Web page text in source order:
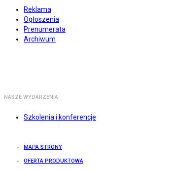
Reklama
Ogłoszenia
Prenumerata
Archiwum
NASZE WYDARZENIA
Szkolenia i konferencje
MAPA STRONY
OFERTA PRODUKTOWA